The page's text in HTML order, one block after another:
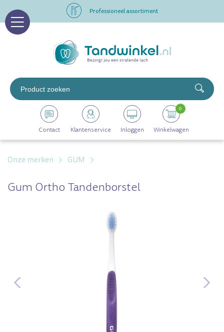
Professioneel assortiment
Op werkdagen voor 16.00 uur besteld, morgen in huis
Professioneel assortiment
Altijd op voorraad
Contact Klantenservice Inloggen Winkelwagen
0
Onze merken GUM
Gum Ortho Tandenborstel